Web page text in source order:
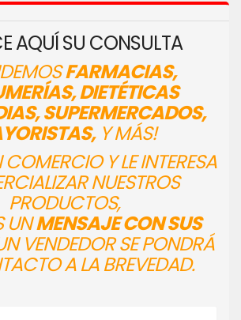
AQUÍ SU CONSULTA
FARMACIAS,
DIETÉTICAS
SUPERMERCADOS,
Y MÁS!
COMERCIO Y LE INTERESA
NUESTROS
PRODUCTOS,
UNMENSAJE CON SUS
VENDEDOR SE PONDRÁ
A LA BREVEDAD.